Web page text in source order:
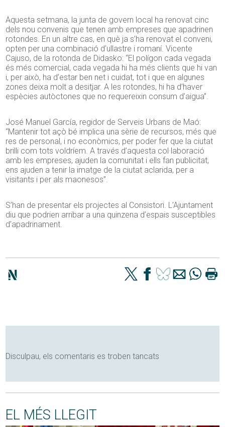
Aquesta setmana, la junta de govern local ha renovat cinc
dels nou convenis que tenen amb empreses que apadrinen
rotondes. En un altre cas, en què ja s’ha renovat el conveni,
opten per una combinació d’ullastre i romaní. Vicente
Cajuso, de la rotonda de Didasko: “El polígon cada vegada
és més comercial, cada vegada hi ha més clients que hi van
i, per això, ha d’estar ben net i cuidat, tot i que en algunes
zones deixa molt a desitjar. A les rotondes, hi ha d’haver
espècies autòctones que no requereixin consum d’aigua”.
José Manuel García, regidor de Serveis Urbans de Maó:
“Mantenir tot açò bé implica una sèrie de recursos, més que
res de personal, i no econòmics, per poder fer que la ciutat
brilli com tots voldríem. A través d’aquesta col·laboració
amb les empreses, ajuden la comunitat i ells fan publicitat,
ens ajuden a tenir la imatge de la ciutat aclarida, per a
visitants i per als maonesos”.
S’han de presentar els projectes al Consistori. L’Ajuntament
diu que podrien arribar a una quinzena d’espais susceptibles
d’apadrinament.
Disculpau, els comentaris es troben tancats
EL MÉS LLEGIT